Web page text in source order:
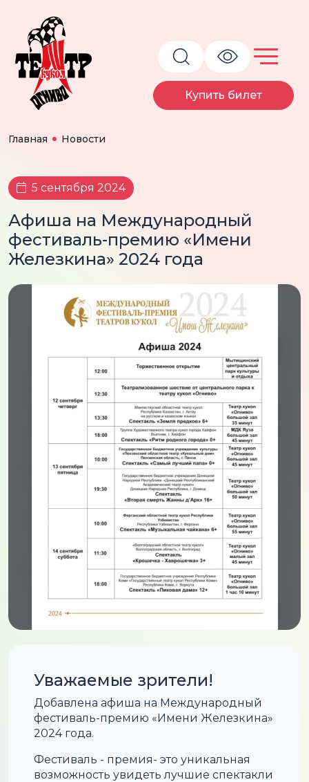
Купить билет
Главная Новости
5 сентября 2024
Афиша на Международный
фестиваль-премию «Имени
Железкина» 2024 года
Уважаемые зрители!
Добавлена афиша на Международный
фестиваль-премию «Имени Железкина»
2024 года.
Фестиваль - премия- это уникальная
возможность увидеть лучшие спектакли